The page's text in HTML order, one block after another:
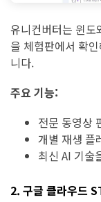
유니컨버터는 윈도
을 체험판에서 확
니다.
주요 기능:
전문 동영상
개별 재생 플
최신 AI 기술
2. 구글 클라우드